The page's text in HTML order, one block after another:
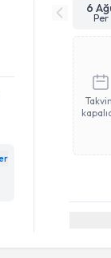
6
Per